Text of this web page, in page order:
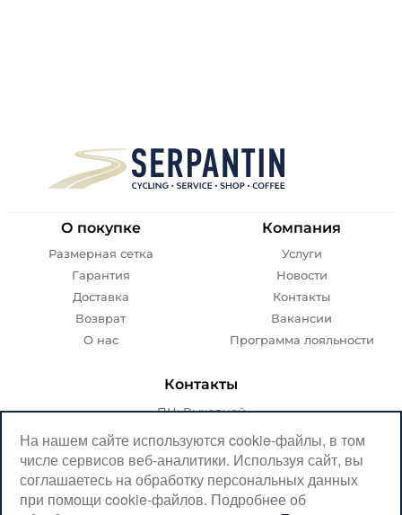
О покупке
Размерная сетка
Гарантия
Доставка
Возврат
О нас
Компания
Услуги
Новости
Контакты
Вакансии
Программа лояльности
Контакты
ПН: Выходной
ВТ-ПТ: с 07:00 до 20:00
СБ-ВС: с 08:00 до 18:00
Москва, Крылатская, 10
На нашем сайте используются cookie-файлы, в том
числе сервисов веб-аналитики. Используя сайт, вы
соглашаетесь на обработку персональных данных
при помощи cookie-файлов. Подробнее об